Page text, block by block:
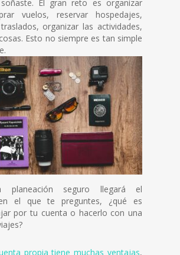
El gran reto es organizar
vuelos, reservar hospedajes,
organizar las actividades,
Esto no siempre es tan simple
planeación seguro llegará el
el que te preguntes, ¿qué es
por tu cuenta o hacerlo con una
propia tiene muchas ventajas,